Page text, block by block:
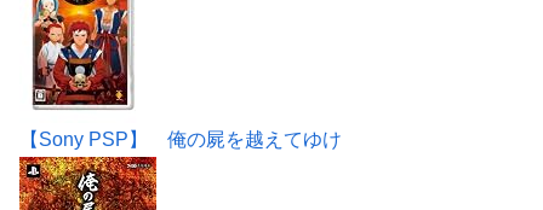
【Sony PSP】 俺の屍を越えてゆけ